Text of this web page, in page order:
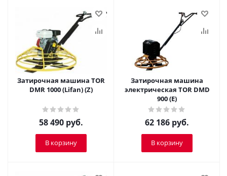
Затирочная машина TOR
DMR 1000 (Lifan) (Z)
58 490 руб.
В корзину
Затирочная машина
электрическая TOR DMD
900 (E)
62 186 руб.
В корзину